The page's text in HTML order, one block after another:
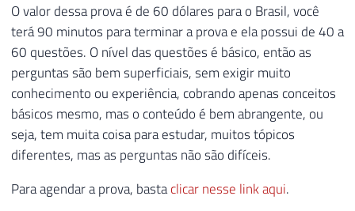
O valor dessa prova é de 60 dólares para o Brasil, você
terá 90 minutos para terminar a prova e ela possui de 40 a
60 questões. O nível das questões é básico, então as
perguntas são bem superficiais, sem exigir muito
conhecimento ou experiência, cobrando apenas conceitos
básicos mesmo, mas o conteúdo é bem abrangente, ou
seja, tem muita coisa para estudar, muitos tópicos
diferentes, mas as perguntas não são difíceis.
Para agendar a prova, bastaclicar nesse link aqui.